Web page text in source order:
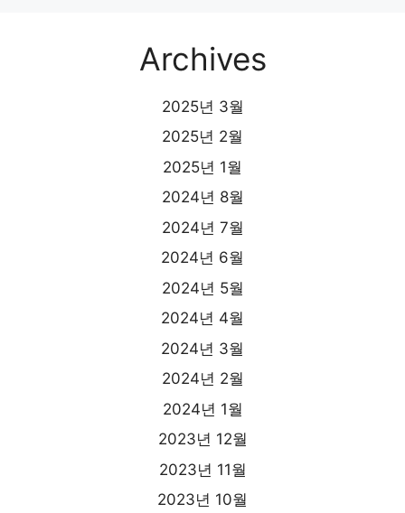
Archives
2025년 3월
2025년 2월
2025년 1월
2024년 8월
2024년 7월
2024년 6월
2024년 5월
2024년 4월
2024년 3월
2024년 2월
2024년 1월
2023년 12월
2023년 11월
2023년 10월